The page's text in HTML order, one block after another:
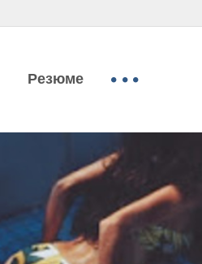
Резюме